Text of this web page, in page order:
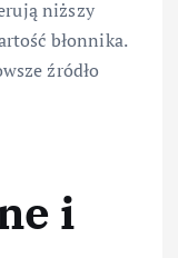
niższy
błonnika.
źródło
i